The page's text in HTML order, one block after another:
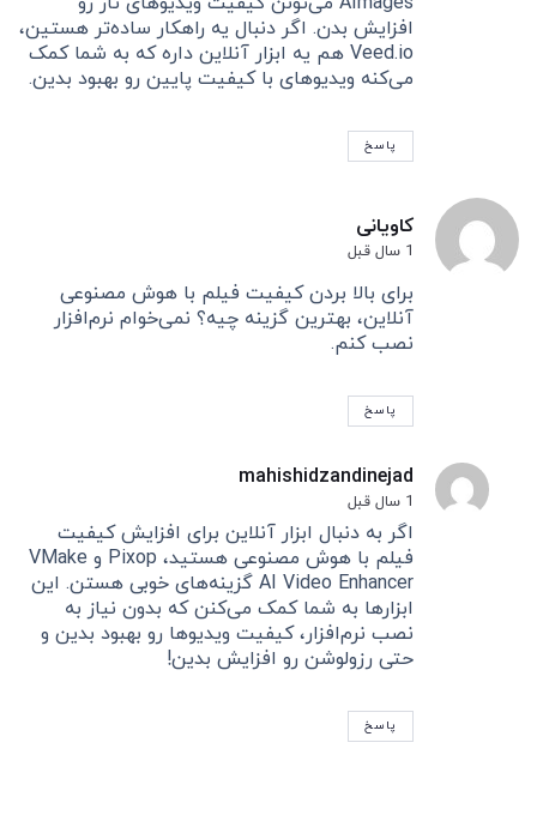
افزایش بدن. اگر دنبال یه راهکار ساده‌تر هستین،
Veed.io هم یه ابزار آنلاین داره که به شما کمک
می‌کنه ویدیوهای با کیفیت پایین رو بهبود بدین.
پاسخ
کاویانی
1 سال قبل
برای بالا بردن کیفیت فیلم با هوش مصنوعی
آنلاین، بهترین گزینه چیه؟ نمی‌خوام نرم‌افزار
نصب کنم.
پاسخ
mahishidzandinejad
1 سال قبل
اگر به دنبال ابزار آنلاین برای افزایش کیفیت
فیلم با هوش مصنوعی هستید، Pixop و VMake
AI Video Enhancer گزینه‌های خوبی هستن. این
ابزارها به شما کمک می‌کنن که بدون نیاز به
نصب نرم‌افزار، کیفیت ویدیوها رو بهبود بدین و
حتی رزولوشن رو افزایش بدین!
پاسخ